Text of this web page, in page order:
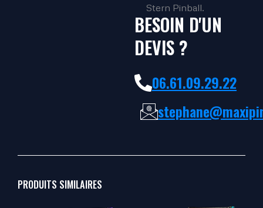
Stern Pinball.
BESOIN D'UN
DEVIS ?
06.61.09.29.22
PRODUITS SIMILAIRES